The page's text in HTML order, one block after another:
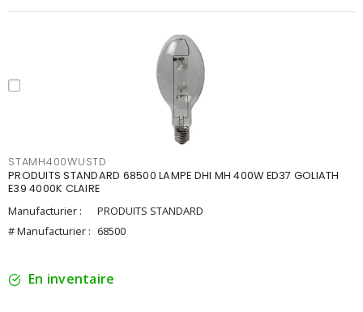
STAMH400WUSTD
PRODUITS STANDARD 68500 LAMPE DHI MH 400W ED37 GOLIATH
E39 4000K CLAIRE
Manufacturier :
PRODUITS STANDARD
# Manufacturier : 68500
En inventaire